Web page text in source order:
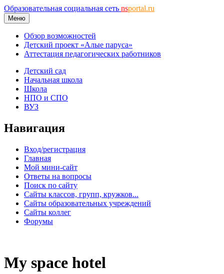
Образовательная социальная сеть nsportal.ru
Меню
Обзор возможностей
Детский проект «Алые паруса»
Аттестация педагогических работников
Детский сад
Начальная школа
Школа
НПО и СПО
ВУЗ
Навигация
Вход/регистрация
Главная
Мой мини-сайт
Ответы на вопросы
Поиск по сайту
Сайты классов, групп, кружков...
Сайты образовательных учреждений
Сайты коллег
Форумы
My space hotel